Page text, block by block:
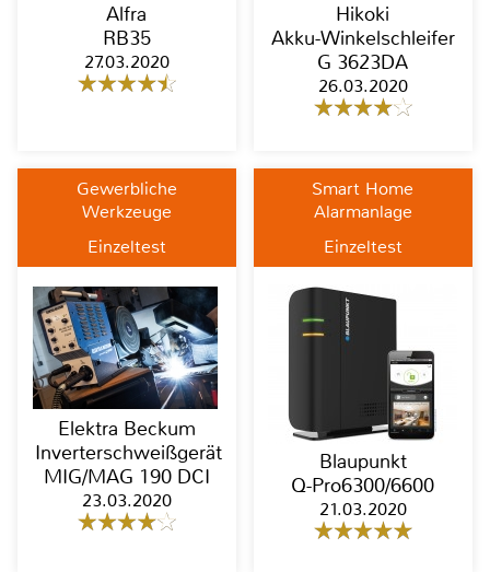
Alfra
RB35
27.03.2020
Hikoki
Akku-Winkelschleifer
G 3623DA
26.03.2020
Gewerbliche
Werkzeuge
Einzeltest
Elektra Beckum
Inverterschweißgerät
MIG/MAG 190 DCI
23.03.2020
Smart Home
Alarmanlage
Einzeltest
Blaupunkt
Q-Pro6300/6600
21.03.2020